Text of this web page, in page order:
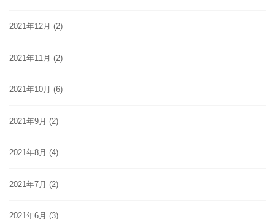
2021年12月 (2)
2021年11月 (2)
2021年10月 (6)
2021年9月 (2)
2021年8月 (4)
2021年7月 (2)
2021年6月 (3)